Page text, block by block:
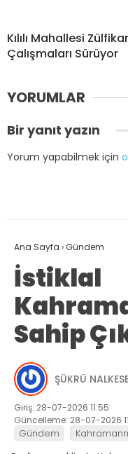
Kılılı Mahallesi
Çalışmaları Sürüyor
YORUMLAR
Bir yanıt yazın
Yorum yapabilmek için
Ana Sayfa ›Gündem
İstiklal
Sahip
ŞÜKRÜ
Giriş: 28-07-2026 11:55
Güncelleme: 28-07-2026
Gündem